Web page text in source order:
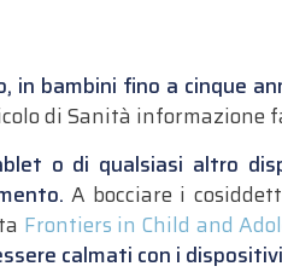
in bambini fino a cinque
di Sanità informazione
o di qualsiasi altro
A bocciare i
Frontiers in Child and
calmati con i